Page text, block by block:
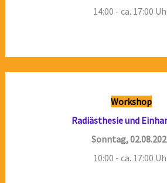
14:00 - ca. 17:00
Workshop
Radiästhesie und
Sonntag,
10:00 - ca. 17:00